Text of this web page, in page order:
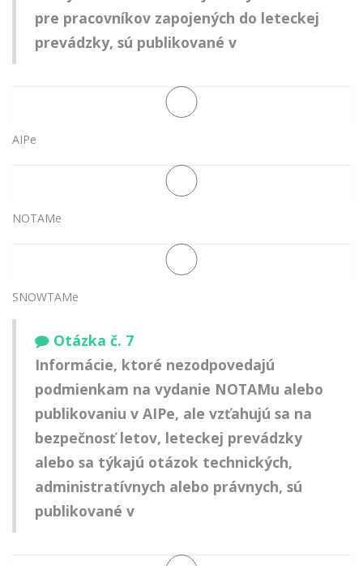
pre pracovníkov zapojených do leteckej
prevádzky, sú publikované v
AIPe
NOTAMe
SNOWTAMe
Otázka č. 7
Informácie, ktoré nezodpovedajú
podmienkam na vydanie NOTAMu alebo
publikovaniu v AIPe, ale vzťahujú sa na
bezpečnosť letov, leteckej prevádzky
alebo sa týkajú otázok technických,
administratívnych alebo právnych, sú
publikované v